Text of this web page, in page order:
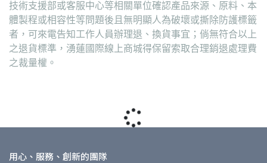
技術支援部或客服中心等相關單位確認產品來源、原料、本
體製程或相容性等問題後且無明顯人為破壞或撕除防護標籤
者，可來電告知工作人員辦理退、換貨事宜；倘無符合以上
之退貨標準，湧蓮國際線上商城得保留索取合理銷退處理費
之裁量權。
用心、服務、創新的團隊